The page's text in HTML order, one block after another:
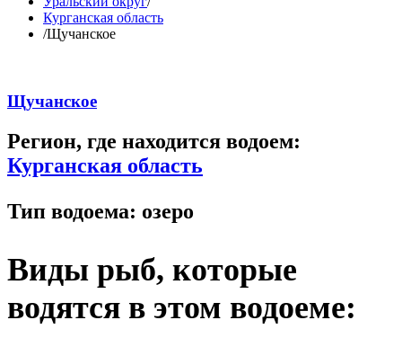
Курганская область
/Щучанское
Щучанское
Регион, где находится водоем:
Курганская область
Тип водоема: озеро
Виды рыб, которые
водятся в этом водоеме: